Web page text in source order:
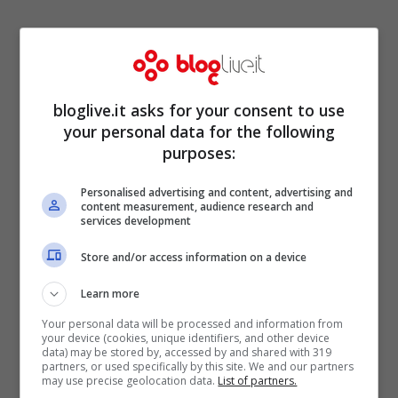
La presenza delle sorelle Provvedi
potrebbe in qualche modo coinvolgere nel
reality lo stessoFabrizio Corona, che
reduce dall’uscita dal carcere sembra stia
proprio provando a risalire nuovamente la
china, facendo parlare di sé e
presenziando in diversi salotti televisivi. Il
bloglive.it asks for your consent to use
your personal data for the following
purposes:
Personalised advertising and content, advertising and
content measurement, audience research and
services development
Store and/or access information on a device
Learn more
Your personal data will be processed and information from
your device (cookies, unique identifiers, and other device
data) may be stored by, accessed by and shared with 319
partners, or used specifically by this site. We and our partners
may use precise geolocation data. List of partners.